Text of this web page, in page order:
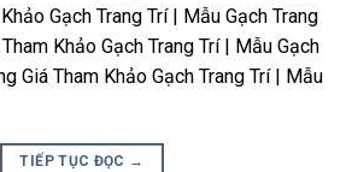
Gạch Trang Trí | Mẫu Gạch Trang
Khảo Gạch Trang Trí | Mẫu Gạch
Giá Tham Khảo Gạch Trang Trí | Mẫu
TIẾP TỤC ĐỌC →